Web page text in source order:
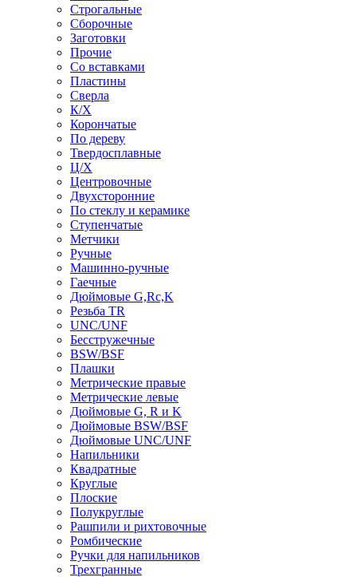
Строгальные
Сборочные
Заготовки
Прочие
Со вставками
Пластины
Сверла
К/Х
Корончатые
По дереву
Твердосплавные
Ц/Х
Центровочные
Двухсторонние
По стеклу и керамике
Ступенчатые
Метчики
Ручные
Машинно-ручные
Гаечные
Дюймовые G,Rc,K
Резьба TR
UNC/UNF
Бесстружечные
BSW/BSF
Плашки
Метрические правые
Метрические левые
Дюймовые G, R и K
Дюймовые BSW/BSF
Дюймовые UNC/UNF
Напильники
Квадратные
Круглые
Плоские
Полукруглые
Рашпили и рихтовочные
Ромбические
Ручки для напильников
Трехгранные